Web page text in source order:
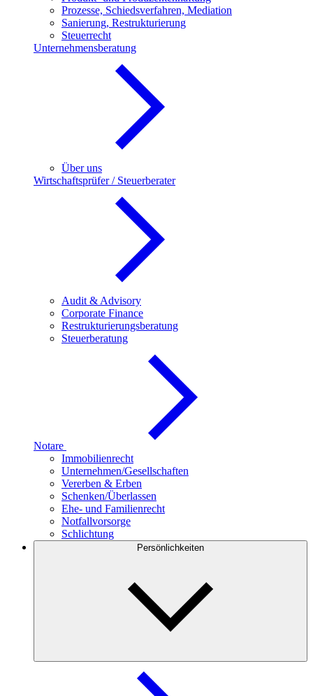
Prozesse, Schiedsverfahren, Mediation
Sanierung, Restrukturierung
Steuerrecht
Unternehmensberatung
Über uns
Wirtschaftsprüfer / Steuerberater
Audit & Advisory
Corporate Finance
Restrukturierungsberatung
Steuerberatung
Notare
Immobilienrecht
Unternehmen/Gesellschaften
Vererben & Erben
Schenken/Überlassen
Ehe- und Familienrecht
Notfallvorsorge
Schlichtung
Persönlichkeiten